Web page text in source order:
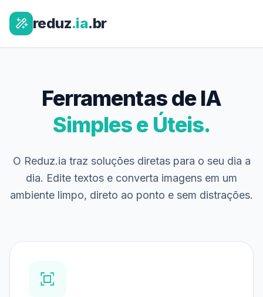
reduz.ia.br
Ferramentas de IA
Simples e Úteis.
O Reduz.ia traz soluções diretas para o seu dia a
dia. Edite textos e converta imagens em um
ambiente limpo, direto ao ponto e sem distrações.